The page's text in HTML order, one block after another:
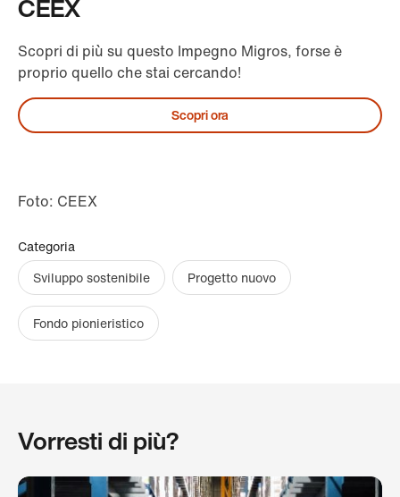
CEEX
Scopri di più su questo Impegno Migros, forse è
proprio quello che stai cercando!
Scopri ora
Foto: CEEX
Categoria
Sviluppo sostenibile
Progetto nuovo
Fondo pionieristico
Vorresti di più?